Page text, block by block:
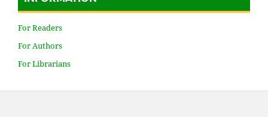
For Readers
For Authors
For Librarians